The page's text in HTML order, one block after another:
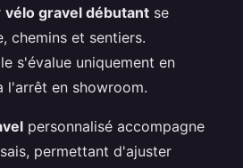
vélo gravel débutant se
chemins et sentiers.
s'évalue uniquement en
l'arrêt en showroom.
personnalisé accompagne
permettant d'ajuster